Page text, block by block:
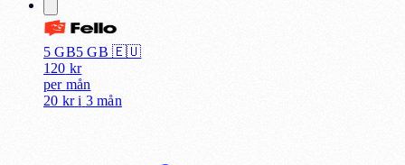
5 GB5 GB 🇪🇺
120 kr
per mån
20 kr i 3 mån